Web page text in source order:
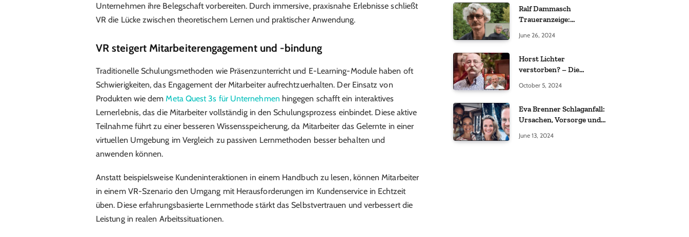
Unternehmen ihre Belegschaft vorbereiten. Durch immersive, praxisnahe Erlebnisse schließt
VR die Lücke zwischen theoretischem Lernen und praktischer Anwendung.
VR steigert Mitarbeiterengagement und -bindung
Traditionelle Schulungsmethoden wie Präsenzunterricht und E-Learning-Module haben oft
Schwierigkeiten, das Engagement der Mitarbeiter aufrechtzuerhalten. Der Einsatz von
Produkten wie demMeta Quest 3s für Unternehmen hingegen schafft ein interaktives
Lernerlebnis, das die Mitarbeiter vollständig in den Schulungsprozess einbindet. Diese aktive
Teilnahme führt zu einer besseren Wissensspeicherung, da Mitarbeiter das Gelernte in einer
virtuellen Umgebung im Vergleich zu passiven Lernmethoden besser behalten und
anwenden können.
Anstatt beispielsweise Kundeninteraktionen in einem Handbuch zu lesen, können Mitarbeiter
in einem VR-Szenario den Umgang mit Herausforderungen im Kundenservice in Echtzeit
üben. Diese erfahrungsbasierte Lernmethode stärkt das Selbstvertrauen und verbessert die
Leistung in realen Arbeitssituationen.
Ralf Dammasch
Traueranzeige:
Informationen
June 26, 2024
Horst Lichter
verstorben? – Die
Gerüchten
October 5, 2024
Eva Brenner Schlaganfall:
Ursachen, Vorsorge und
June 13, 2024